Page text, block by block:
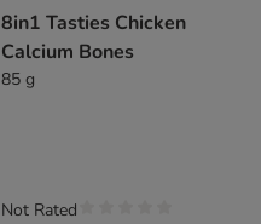
8in1 Tasties Chicken
Calcium Bones
85 g
Not Rated